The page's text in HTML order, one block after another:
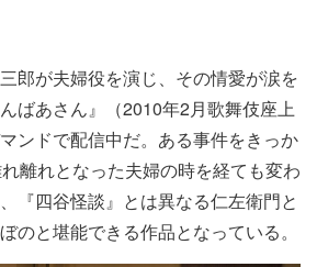
郎が夫婦役を演じ、その情愛が涙を
ばあさん』（2010年2月歌舞伎座上
ンドで配信中だ。ある事件をきっか
離れとなった夫婦の時を経ても変わ
『四谷怪談』とは異なる仁左衛門と
のと堪能できる作品となっている。